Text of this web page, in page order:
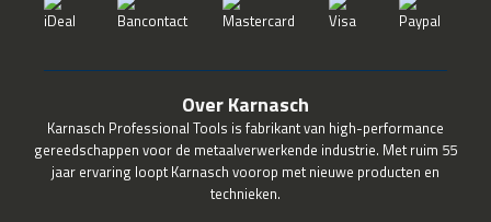
Over Karnasch
Karnasch Professional Tools is fabrikant van high-performance
gereedschappen voor de metaalverwerkende industrie. Met ruim 55
jaar ervaring loopt Karnasch voorop met nieuwe producten en
technieken.